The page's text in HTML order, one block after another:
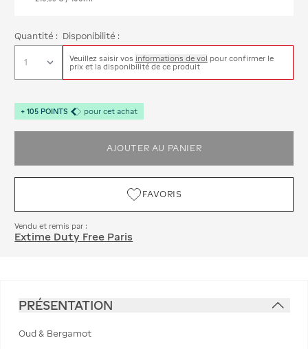
Quantité : Disponibilité :
Veuillez saisir vos informations de vol pour confirmer le
prix et la disponibilité de ce produit
+ 105 POINTS pour cet achat
AJOUTER AU PANIER
FAVORIS
Vendu et remis par :
Extime Duty Free Paris
PRÉSENTATION
Oud & Bergamot